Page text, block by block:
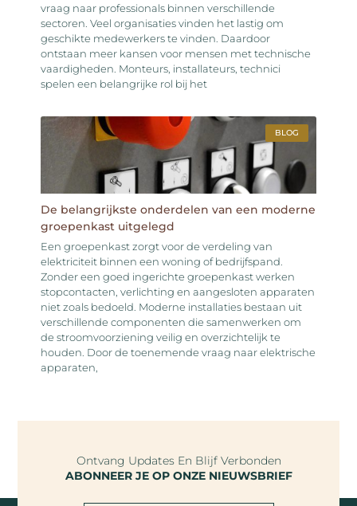
vraag naar professionals binnen verschillende
sectoren. Veel organisaties vinden het lastig om
geschikte medewerkers te vinden. Daardoor
ontstaan meer kansen voor mensen met technische
vaardigheden. Monteurs, installateurs, technici
spelen een belangrijke rol bij het
BLOG
De belangrijkste onderdelen van een moderne
groepenkast uitgelegd
Een groepenkast zorgt voor de verdeling van
elektriciteit binnen een woning of bedrijfspand.
Zonder een goed ingerichte groepenkast werken
stopcontacten, verlichting en aangesloten apparaten
niet zoals bedoeld. Moderne installaties bestaan uit
verschillende componenten die samenwerken om
de stroomvoorziening veilig en overzichtelijk te
houden. Door de toenemende vraag naar elektrische
apparaten,
Ontvang Updates En Blijf Verbonden
ABONNEER JE OP ONZE NIEUWSBRIEF